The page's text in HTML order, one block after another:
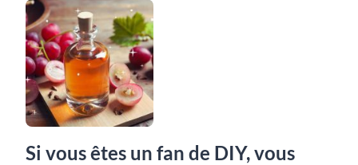
Si vous êtes un fan de DIY, vous